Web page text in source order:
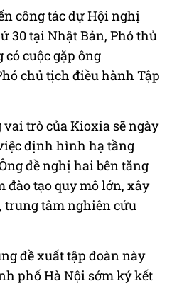
công tác dự Hội nghị
30 tại Nhật Bản, Phó thủ
cuộc gặp ông
chủ tịch điều hành Tập
trò của Kioxia sẽ ngày
định hình hạ tầng
đề nghị hai bên tăng
đào tạo quy mô lớn, xây
tâm nghiên cứu
đề xuất tập đoàn này
phố Hà Nội sớm ký kết